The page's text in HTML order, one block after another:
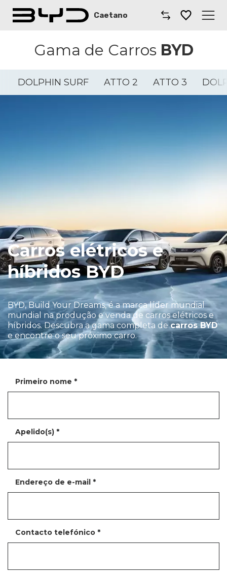
Caetano
Caetano
Comprar BYD
Carros BYD
Gama de Carros BYD
DOLPHIN SURF ATTO 2 ATTO 3
Carros elétricos e
híbridos BYD
BYD, Build Your Dreams, é a marca líder mundial
mundial na produção e venda de carros elétricos e
híbridos. Descubra a gama completa decarros BYD
e encontre o seu próximo carro.
Primeiro nome *
Apelido(s) *
Endereço de e-mail *
Contacto telefónico *